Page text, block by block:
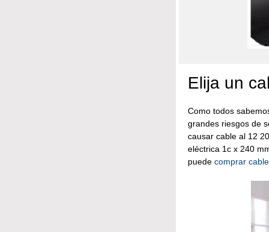
Elija un
Como todos
grandes riesgos de
causar cable al 12
eléctrica 1c x 240
puede comprar